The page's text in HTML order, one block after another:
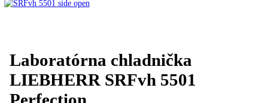
ÚvodVýskum a
PREV Ďalší článok